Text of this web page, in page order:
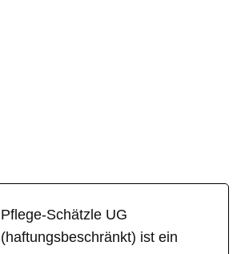
Pflege-Schätzle UG
(haftungsbeschränkt) ist ein